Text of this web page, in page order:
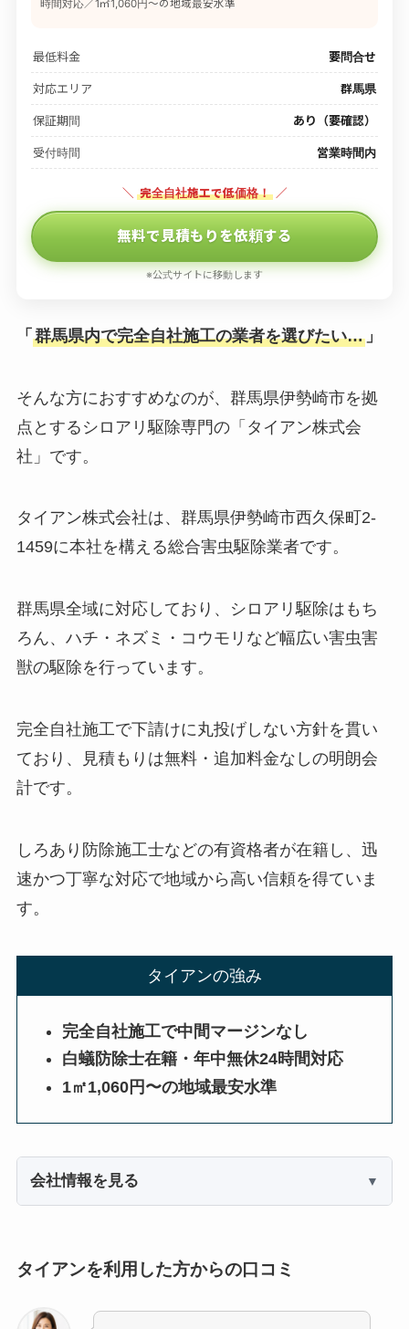
時間対応／1㎡1,060円〜の地域最安水準
最低料金 要問合せ
対応エリア 群馬県
保証期間 あり（要確認）
受付時間 営業時間内
＼ 完全自社施工で低価格！ ／
無料で見積もりを依頼する
※公式サイトに移動します
「 群馬県内で完全自社施工の業者を選びたい…」
そんな方におすすめなのが、群馬県伊勢崎市を拠
点とするシロアリ駆除専門の「タイアン株式会
社」です。
タイアン株式会社は、群馬県伊勢崎市西久保町2-
1459に本社を構える総合害虫駆除業者です。
群馬県全域に対応しており、シロアリ駆除はもち
ろん、ハチ・ネズミ・コウモリなど幅広い害虫害
獣の駆除を行っています。
完全自社施工で下請けに丸投げしない方針を貫い
ており、見積もりは無料・追加料金なしの明朗会
計です。
しろあり防除施工士などの有資格者が在籍し、迅
速かつ丁寧な対応で地域から高い信頼を得ていま
す。
タイアンの強み
完全自社施工で中間マージンなし
白蟻防除士在籍・年中無休24時間対応
1㎡1,060円〜の地域最安水準
会社情報を見る
タイアンを利用した方からの口コミ